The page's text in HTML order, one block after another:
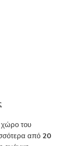
χώρο του
από 20